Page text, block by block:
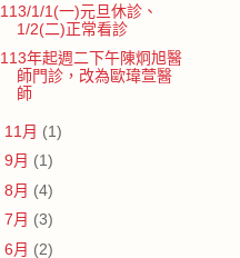
113/1/1(一)元旦休診、
1/2(二)正常看診
113年起週二下午陳炯旭醫
師門診，改為歐瑋萱醫
師
11月 (1)
9月 (1)
8月 (4)
7月 (3)
6月 (2)